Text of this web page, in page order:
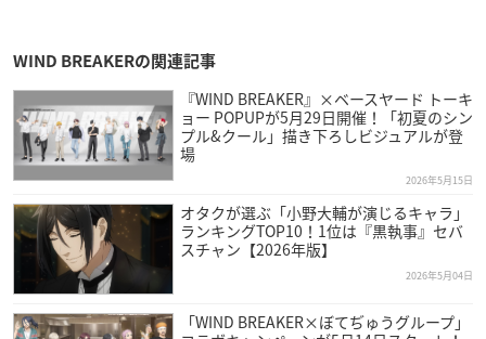
WIND BREAKERの関連記事
『WIND BREAKER』×ベースヤード トーキ
ョー POPUPが5月29日開催！「初夏のシン
プル&クール」描き下ろしビジュアルが登
場
2026年5月15日
オタクが選ぶ「小野大輔が演じるキャラ」
ランキングTOP10！1位は『黒執事』セバ
スチャン【2026年版】
2026年5月04日
「WIND BREAKER×ぼてぢゅうグループ」